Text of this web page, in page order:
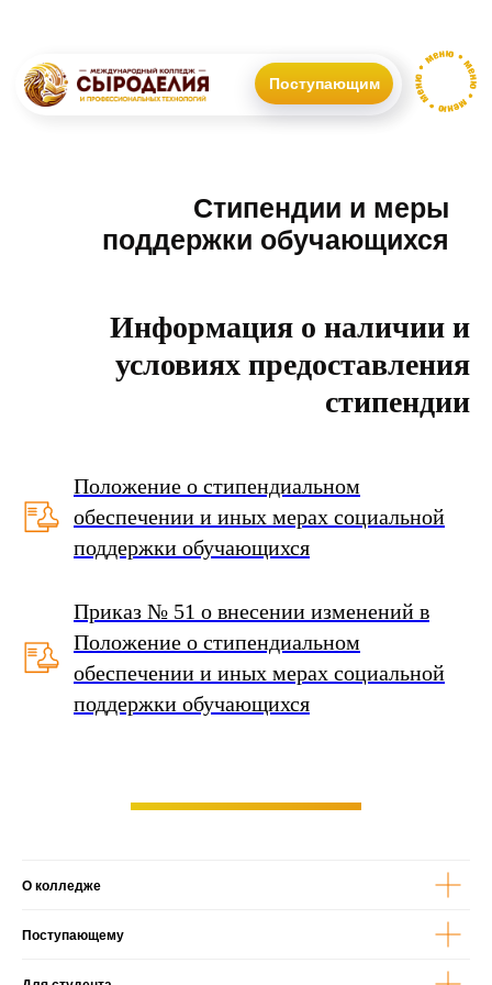
Информация о наличии и
условиях предоставления
стипендии
Положение о стипендиальном
обеспечении и иных мерах социальной
поддержки обучающихся
Приказ № 51 о внесении изменений в
Положение о стипендиальном
обеспечении и иных мерах социальной
поддержки обучающихся
О колледже
Поступающему